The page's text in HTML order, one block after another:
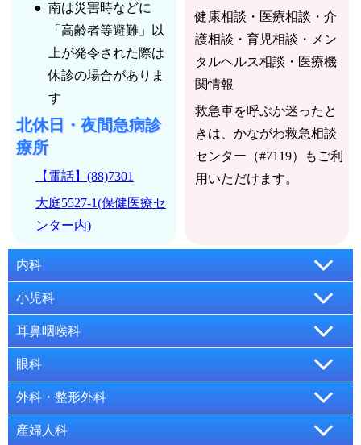
南は災害時などに
「高齢者等避難」以
上が発令された際は
休診の場合がありま
す
北休日・夜間急病診
療所
【電話】(88)7301
大庭5527-1(保健医療セ
ンター内)
健康相談・医療相談・介
護相談・育児相談・メン
タルヘルス相談・医療機
関情報
救急車を呼ぶか迷ったと
きは、かながわ救急相談
センター（#7119）もご利
用いただけます。
内科
平日夜<午後8時～11時>
受付時間…診療時間終
了30分前まで
北休日・夜間急病診療
所
【電話】(88)7301
日曜・祝日昼<午前9時～
午後5時(正午～午後1時
受付時間…診療時間終
南休日・夜間急病診療
小児科
平日夜<午後8時～11時>
受付時間…診療時間終
了30分前まで
北休日・夜間急病診療
所
日曜・祝日昼<午前9時～
午後5時(正午～午後1時
受付時間…診療時間終
耳鼻咽喉科
日曜日・祝日<午前9時～午後5時(正午～午後1時はお休
み)>
問い合わせ時間…午前9時～午後4時30分
当番医療機関で実施（北へお問い合わせください）
眼科
日曜日・祝日<午前9時～午後5時(正午～午後1時はお休
み)>
外科・整形外科
月～金曜日(夜間)<午後8時～翌朝午前8時>
産婦人科